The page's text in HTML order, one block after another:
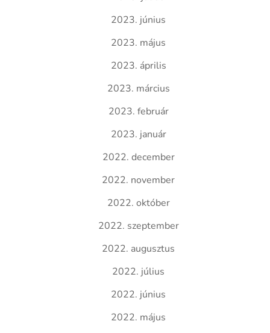
2023. június
2023. május
2023. április
2023. március
2023. február
2023. január
2022. december
2022. november
2022. október
2022. szeptember
2022. augusztus
2022. július
2022. június
2022. május